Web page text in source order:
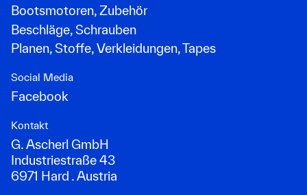
Bootsmotoren, Zubehör
Beschläge, Schrauben
Planen, Stoffe, Verkleidungen, Tapes
Social Media
Facebook
Kontakt
G. Ascherl GmbH
Industriestraße 43
6971 Hard . Austria